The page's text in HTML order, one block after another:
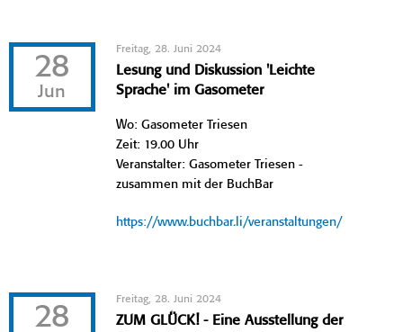
28
Jun
Freitag, 28. Juni 2024
Lesung und Diskussion 'Leichte
Sprache' im Gasometer
Wo: Gasometer Triesen
Zeit: 19.00 Uhr
Veranstalter: Gasometer Triesen -
zusammen mit der BuchBar
https://www.buchbar.li/veranstaltungen/
28
Freitag, 28. Juni 2024
ZUM GLÜCK! - Eine Ausstellung der